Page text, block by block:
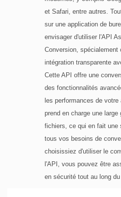
et Safari, entre autres.
sur une application de
envisager d'utiliser l'API
Conversion, spécialement
intégration transparente
Cette API offre une
des fonctionnalités
les performances de
prend en charge une
fichiers, ce qui en fait une
tous vos besoins de
choisissiez d'utiliser le
l'API, vous pouvez être
en sécurité tout au long